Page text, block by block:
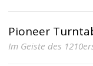
Pioneer
Im Geiste des